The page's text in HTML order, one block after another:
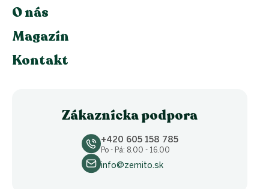
O nás
Magazín
Kontakt
Zákaznícka podpora
+420 605 158 785
Po - Pá: 8.00 - 16.00
info@zemito.sk